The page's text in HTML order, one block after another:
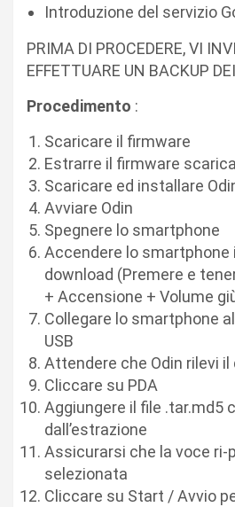
Introduzione del servizio
PRIMA DI PROCEDERE, VI
EFFETTUARE UN BACKUP
Procedimento :
Scaricare il firmware
Estrarre il firmware
Scaricare ed installare
Avviare Odin
Spegnere lo smartphone
Accendere lo smartphone
download (Premere e
+ Accensione + Volume
Collegare lo smartphone
USB
Attendere che Odin rilevi
Cliccare su PDA
Aggiungere il file .tar.md5
dall’estrazione
Assicurarsi che la voce ri-
selezionata
Cliccare su Start / Avvio